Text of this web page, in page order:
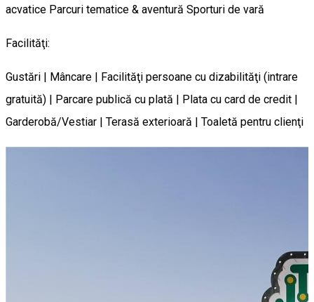
acvatice Parcuri tematice & aventură Sporturi de vară
Facilităţi:
Gustări | Mâncare | Facilităţi persoane cu dizabilităţi (intrare
gratuită) | Parcare publică cu plată | Plata cu card de credit |
Garderobă/Vestiar | Terasă exterioară | Toaletă pentru clienţi